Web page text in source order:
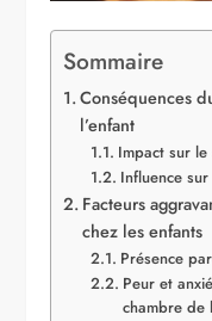
Sommaire
Conséquences
l’enfant
Impact sur le
Influence
Facteurs
chez les enfants
Présence
Peur et
chambre de